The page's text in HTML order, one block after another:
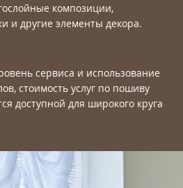
композиции,
и другие элементы декора.
сервиса и использование
стоимость услуг по пошиву
доступной для широкого круга